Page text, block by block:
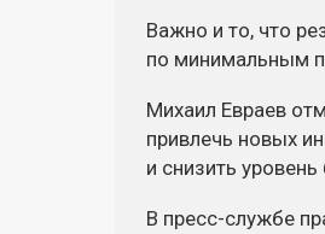
Важно и то, что
по минимальным
Михаил Евраев
привлечь новых
и снизить
В пресс-службе